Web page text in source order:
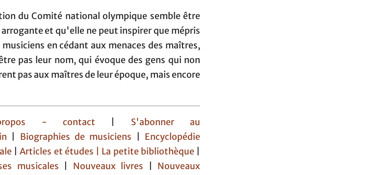
du Comité national olympique semble être
et qu'elle ne peut inspirer que mépris
en cédant aux menaces des maîtres,
pas leur nom, qui évoque des gens qui non
pas aux maîtres de leur époque, mais encore
- contact
S'abonner au
Biographies de musiciens
Encyclopédie
|Articles et études | La petite bibliothèque
musicales
Nouveaux livres
Nouveaux